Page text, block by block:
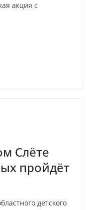
акция с
Слёте
пройдёт
детского